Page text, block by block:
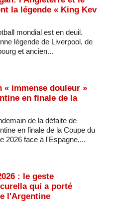
la légende « King Kev
mondial est en deuil.
légende de Liverpool, de
et ancien...
« immense douleur »
en finale de la
de la défaite de
en finale de la Coupe du
2026 face à l'Espagne,...
: le geste
qui a porté
l'Argentine